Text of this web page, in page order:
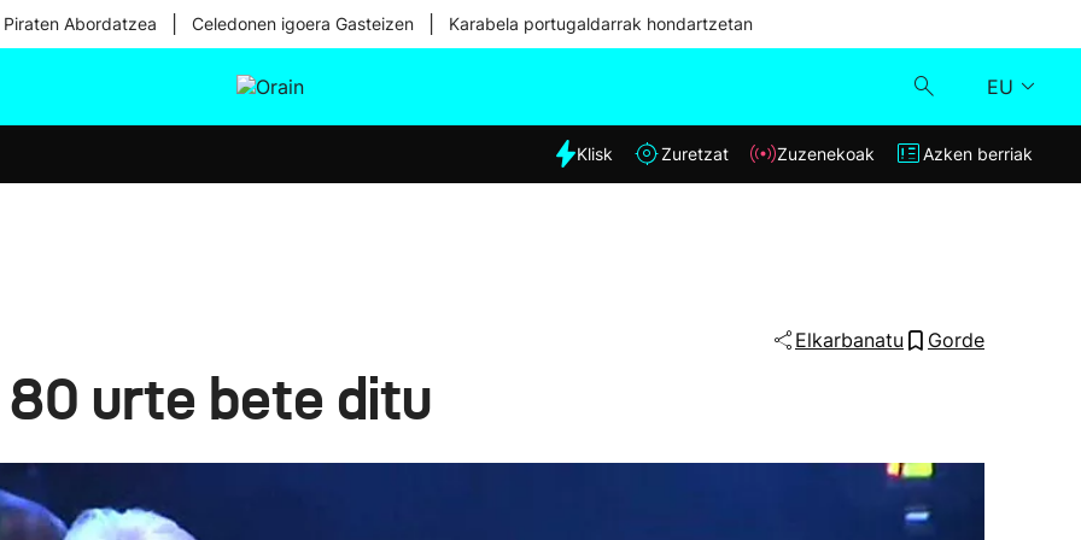
Abordatzea Celedonen igoera Gasteizen Karabela portugaldarrak hondartzetan
EU
Eguraldia
Klisk
Klisk Zuretzat Zuzenekoak Azken berriak
Elkarbanatu Gorde
urte bete ditu